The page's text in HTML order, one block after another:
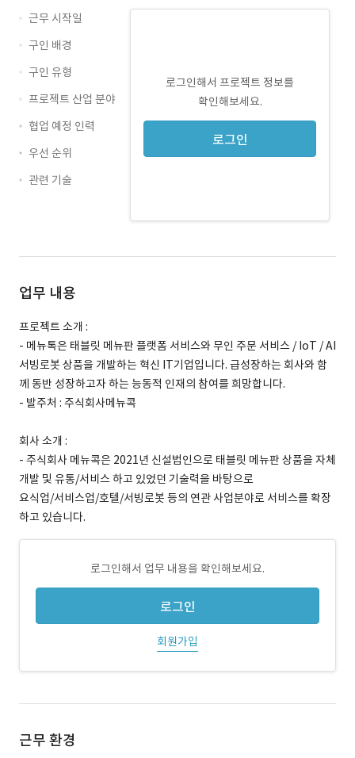
로그인해서 프로젝트 정보를
확인해보세요.
로그인
근무 시작일
구인 배경
구인 유형
프로젝트 산업 분야
협업 예정 인력
우선 순위
관련 기술
업무 내용
프로젝트 소개 :
- 메뉴톡은 태블릿 메뉴판 플랫폼 서비스와 무인 주문 서비스 / IoT / AI
서빙로봇 상품을 개발하는 혁신 IT기업입니다. 급성장하는 회사와 함
께 동반 성장하고자 하는 능동적 인재의 참여를 희망합니다.
- 발주처 : 주식회사메뉴콕
회사 소개 :
- 주식회사 메뉴콕은 2021년 신설법인으로 태블릿 메뉴판 상품을 자체
개발 및 유통/서비스 하고 있었던 기술력을 바탕으로
요식업/서비스업/호텔/서빙로봇 등의 연관 사업분야로 서비스를 확장
하고 있습니다.
로그인해서 업무 내용을 확인해보세요.
로그인
회원가입
근무 환경